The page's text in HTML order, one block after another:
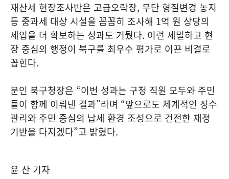
재산세 현장조사반은 고급오락장, 무단 형질변경 농지
등 중과세 대상 시설을 꼼꼼히 조사해 1억 원 상당의
세입을 더 확보하는 성과도 거뒀다. 이런 세밀하고 현
장 중심의 행정이 북구를 최우수 평가로 이끈 비결로
꼽힌다.
문인 북구청장은 “이번 성과는 구청 직원 모두와 주민
들이 함께 이뤄낸 결과”라며 “앞으로도 체계적인 징수
관리와 주민 중심의 납세 환경 조성으로 건전한 재정
기반을 다지겠다”고 밝혔다.
윤 산 기자